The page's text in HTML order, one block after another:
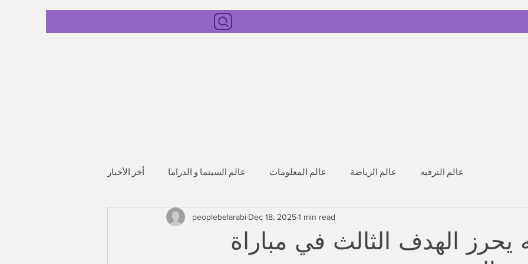
أخر الأخبار عالم السينما و الدراما عالم المعلومات عالم الرياضة عالم الترفيه
يحرز الهدف الثالث في مباراة
peoplebelarabi Dec 18, 20251 min read